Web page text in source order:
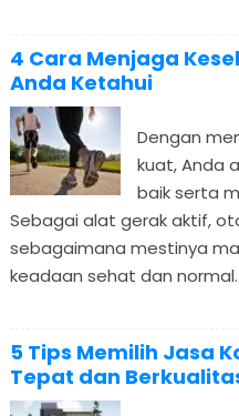
4 Cara Menjaga
Anda Ketahui
Dengan
kuat, Anda
baik serta
Sebagai alat gerak aktif,
sebagaimana mestinya
keadaan sehat dan
5 Tips Memilih Jasa
Tepat dan